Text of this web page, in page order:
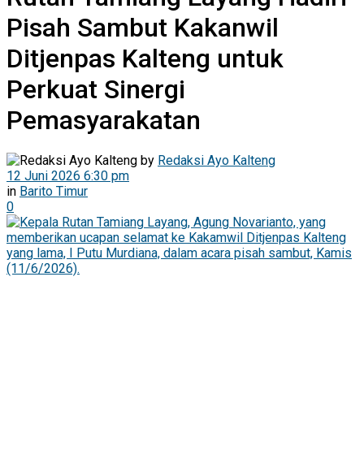
Pisah Sambut Kakanwil
Ditjenpas Kalteng untuk
Perkuat Sinergi
Pemasyarakatan
by Redaksi Ayo Kalteng
12 Juni 2026 6:30 pm
in Barito Timur
0